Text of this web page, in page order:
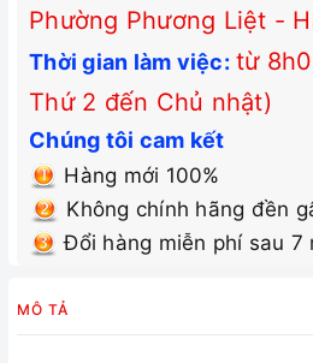
Phường Phương Liệt -
Thời gian làm việc: từ
Thứ 2 đến Chủ nhật)
Chúng tôi cam kết
Hàng mới 100%
Không chính hãng đền
Đổi hàng miễn phí sau 7
MÔ TẢ